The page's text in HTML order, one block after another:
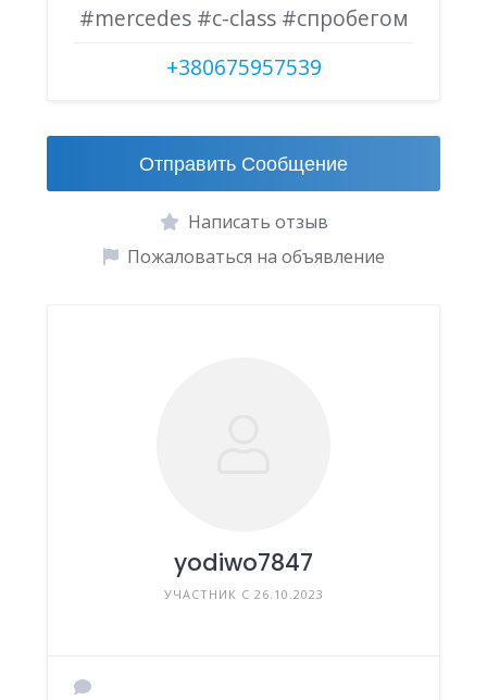
#mercedes #c-class #спробегом
+380675957539
Отправить Сообщение
Написать отзыв
Пожаловаться на объявление
yodiwo7847
УЧАСТНИК С 26.10.2023